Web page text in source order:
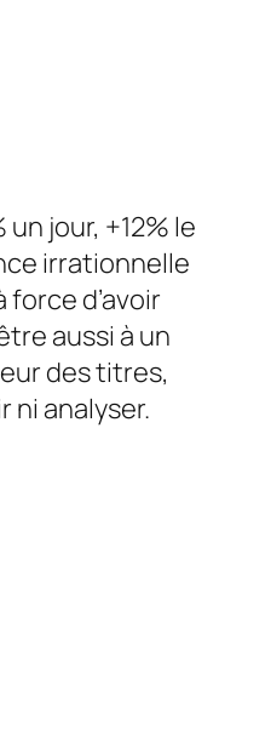
jour, +12% le
irrationnelle
d’avoir
aussi à un
des titres,
ni analyser.